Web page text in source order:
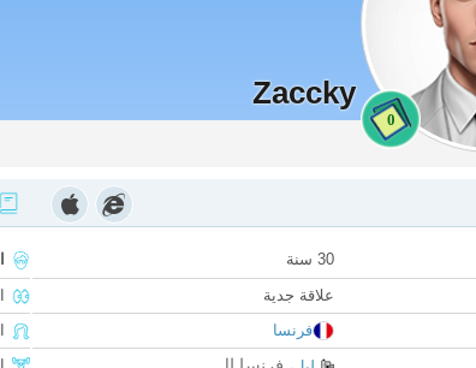
0
Zaccky
30 سنة
علاقة جدية
فرنسا